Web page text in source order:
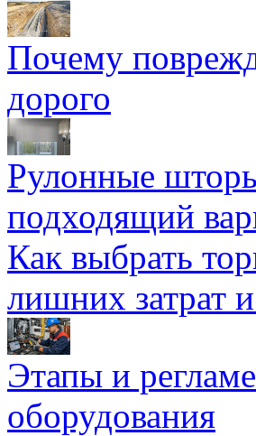
Почему
дорого
Рулонные
подходящий
Как выбрать
лишних затрат
Этапы и
оборудования